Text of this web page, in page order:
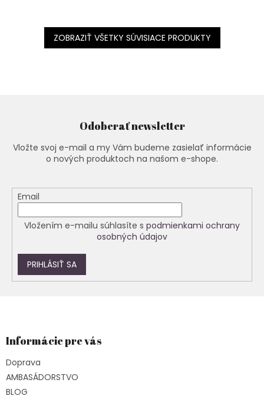
ZOBRAZIŤ VŠETKY SÚVISIACE PRODUKTY
Odoberať newsletter
Vložte svoj e-mail a my Vám budeme zasielať informácie
o nových produktoch na našom e-shope.
Email
Vložením e-mailu súhlasíte s podmienkami ochrany
osobných údajov
PRIHLÁSIŤ SA
äInformácie pre vás
Doprava
AMBASÁDORSTVO
BLOG